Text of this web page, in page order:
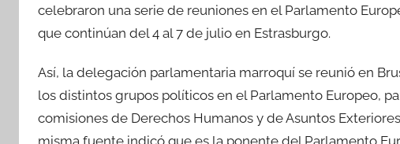
celebraron una serie de reuniones en el Parlamento
que continúan del 4 al 7 de julio en Estrasburgo.
Así, la delegación parlamentaria marroquí se reunió en
los distintos grupos políticos en el Parlamento Europeo,
comisiones de Derechos Humanos y de Asuntos